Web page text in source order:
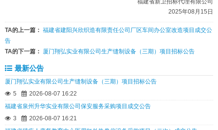
福建省新卫招标代理有限公司
2025年08月15日
TA的上一篇： 福建省建阳兴欣织造有限责任公司厂区车间办公室改造项目成交公
告
TA的下一篇： 厦门翔弘实业有限公司生产缝制设备（三期）项目招标公告
最新公告
厦门翔弘实业有限公司生产缝制设备（三期）项目招标公告
5
2026-08-07 16:22
福建省泉州升华实业有限公司保安服务采购项目成交公告
3
2026-08-07 16:21